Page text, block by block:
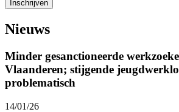
Nieuws
Minder gesanctioneerde
Vlaanderen; stijgende
problematisch
14/01/26